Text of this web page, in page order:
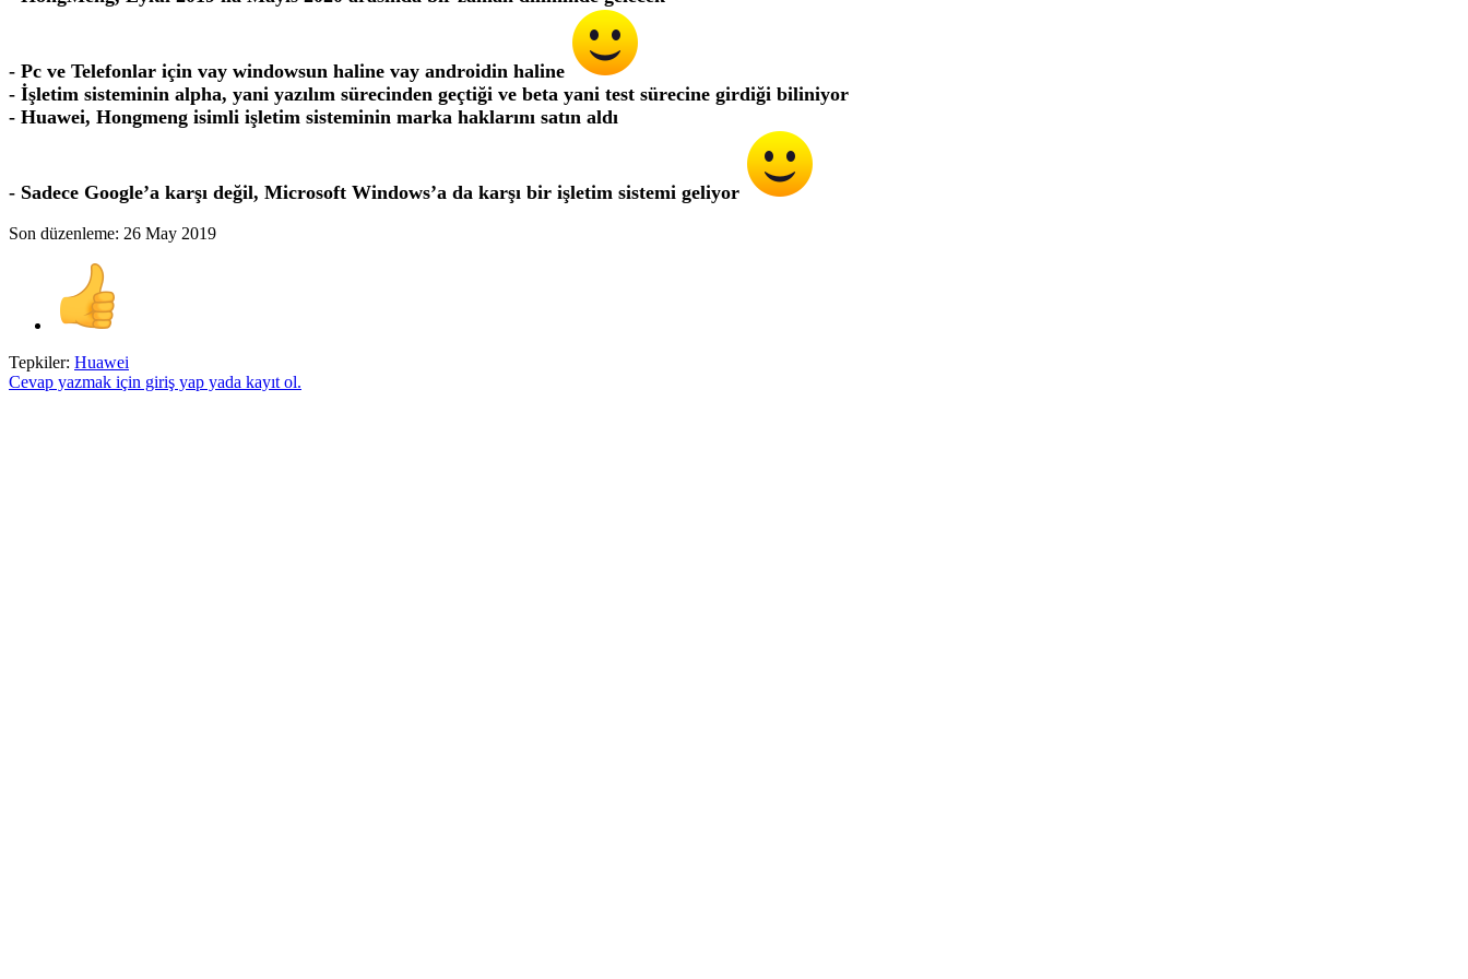
- Pc ve Telefonlar için vay windowsun haline vay androidin haline
- İşletim sisteminin alpha, yani yazılım sürecinden geçtiği ve beta yani test sürecine girdiği biliniyor
- Huawei, Hongmeng isimli işletim sisteminin marka haklarını satın aldı
- Sadece Google’a karşı değil, Microsoft Windows’a da karşı bir işletim sistemi geliyor
Son düzenleme: 26 May 2019
Tepkiler: Huawei
Cevap yazmak için giriş yap yada kayıt ol.